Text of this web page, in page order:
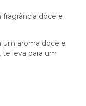
doce e
um aroma doce e
leva para um